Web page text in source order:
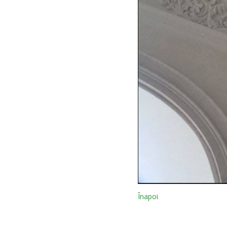
Înapoi